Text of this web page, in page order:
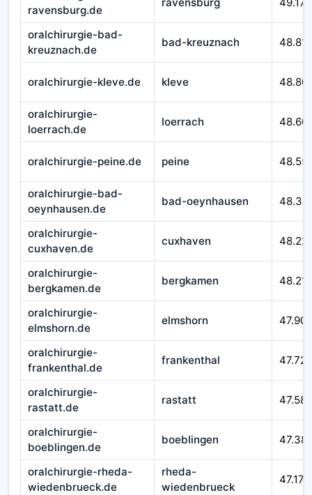
ravensburg.de
ravensburg 49.172
oralchirurgie-bad-
kreuznach.de
bad-kreuznach
oralchirurgie-kleve.de kleve
oralchirurgie-
loerrach.de
loerrach 48.601
oralchirurgie-peine.de peine
oralchirurgie-bad-
oeynhausen.de
bad-oeynhausen
oralchirurgie-
cuxhaven.de
cuxhaven 48.221
oralchirurgie-
bergkamen.de
bergkamen 48.218
oralchirurgie-
elmshorn.de
elmshorn 47.907
oralchirurgie-
frankenthal.de
frankenthal 47.727
oralchirurgie-
rastatt.de
rastatt 47.586
oralchirurgie-
boeblingen.de
boeblingen
oralchirurgie-rheda-
wiedenbrueck.de
rheda-
wiedenbrueck
47.177